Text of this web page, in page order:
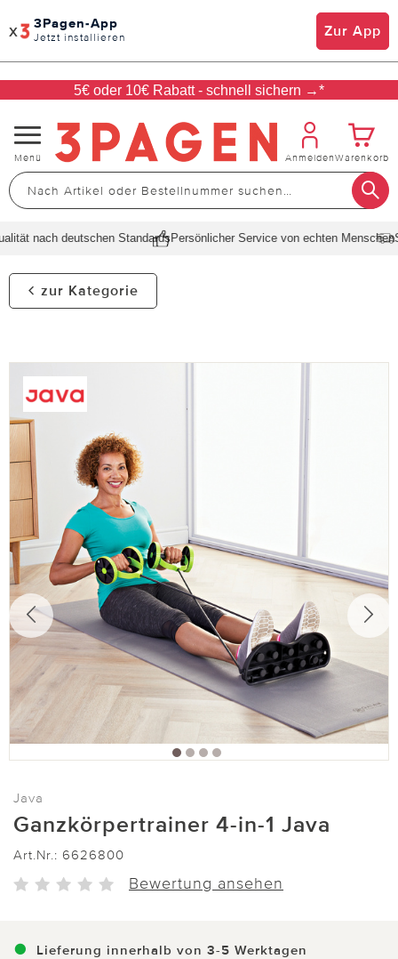
x 3Pagen-App
Jetzt installieren Zur App
5€ oder 10€ Rabatt - schnell sichern →*
Navigation
umschalten
Menü AnmeldenWarenkorb
nach deutschen StandardsPersönlicher Service von echten Menschen
zur Kategorie
Java
Ganzkörpertrainer 4-in-1 Java
Art.Nr.: 6626800
Bewertung ansehen
Lieferung innerhalb von 3-5 Werktagen